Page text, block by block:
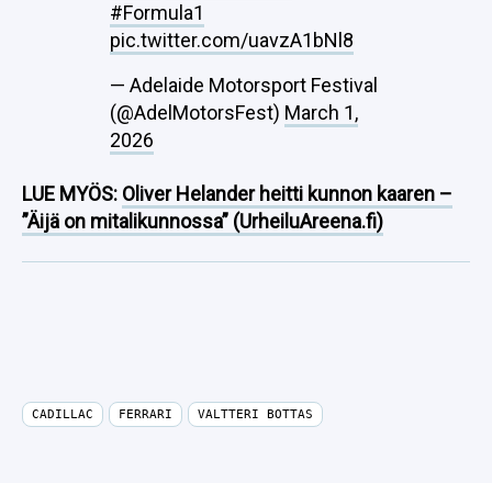
#Formula1
pic.twitter.com/uavzA1bNl8
— Adelaide Motorsport Festival
(@AdelMotorsFest) March 1,
2026
LUE MYÖS: Oliver Helander heitti kunnon kaaren –
”Äijä on mitalikunnossa” (UrheiluAreena.fi)
CADILLAC FERRARI VALTTERI BOTTAS